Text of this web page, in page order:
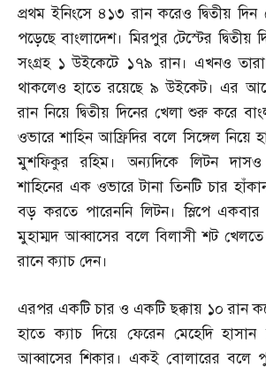
প্রথম ইনিংসে ৪১৩ রান করেও দ্বিতীয় দিন
পড়েছে বাংলাদেশ। মিরপুর টেস্টের দ্বিতীয়
সংগ্রহ ১ উইকেটে ১৭৯ রান। এখনও
থাকলেও হাতে রয়েছে ৯ উইকেট। এর
রান নিয়ে দ্বিতীয় দিনের খেলা শুরু করে
ওভারে শাহিন আফ্রিদির বলে সিঙ্গেল নিয়ে
মুশফিকুর রহিম। অন্যদিকে লিটন
শাহিনের এক ওভারে টানা তিনটি চার
বড় করতে পারেননি লিটন। স্লিপে
মুহাম্মদ আব্বাসের বলে বিলাসী শট
রানে ক্যাচ দেন।
এরপর একটি চার ও একটি ছক্কায় ১০ রান
হাতে ক্যাচ দিয়ে ফেরেন মেহেদি
আব্বাসের শিকার। একই বোলারের বলে